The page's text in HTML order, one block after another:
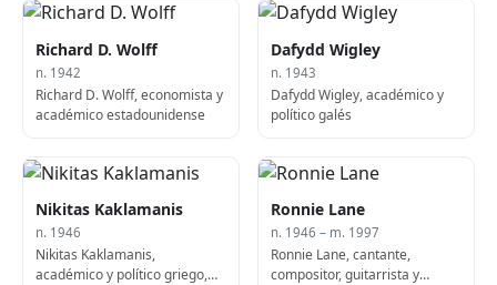
Richard D. Wolff
n. 1942
Richard D. Wolff, economista y
académico estadounidense
Dafydd Wigley
n. 1943
Dafydd Wigley, académico y
político galés
Nikitas Kaklamanis
n. 1946
Nikitas Kaklamanis,
académico y político griego,
Ronnie Lane
n. 1946 – m. 1997
Ronnie Lane, cantante,
compositor, guitarrista y